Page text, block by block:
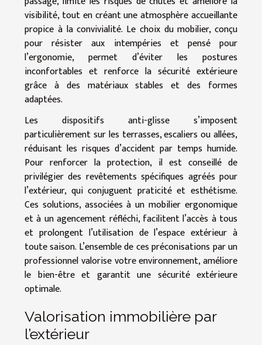
visibilité, tout en créant une atmosphère accueillante
propice à la convivialité. Le choix du mobilier, conçu
pour résister aux intempéries et pensé pour
l’ergonomie, permet d’éviter les postures
inconfortables et renforce la sécurité extérieure
grâce à des matériaux stables et des formes
adaptées.
Les dispositifs anti-glisse s’imposent
particulièrement sur les terrasses, escaliers ou allées,
réduisant les risques d’accident par temps humide.
Pour renforcer la protection, il est conseillé de
privilégier des revêtements spécifiques agréés pour
l’extérieur, qui conjuguent praticité et esthétisme.
Ces solutions, associées à un mobilier ergonomique
et à un agencement réfléchi, facilitent l’accès à tous
et prolongent l’utilisation de l’espace extérieur à
toute saison. L’ensemble de ces préconisations par un
professionnel valorise votre environnement, améliore
le bien-être et garantit une sécurité extérieure
optimale.
Valorisation immobilière par
l’extérieur